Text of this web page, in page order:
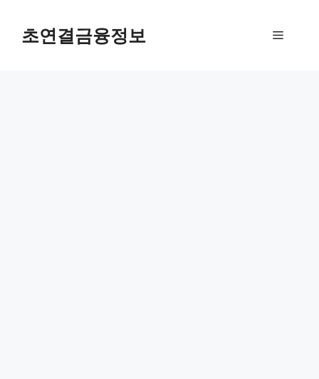
초연결금융정보 메